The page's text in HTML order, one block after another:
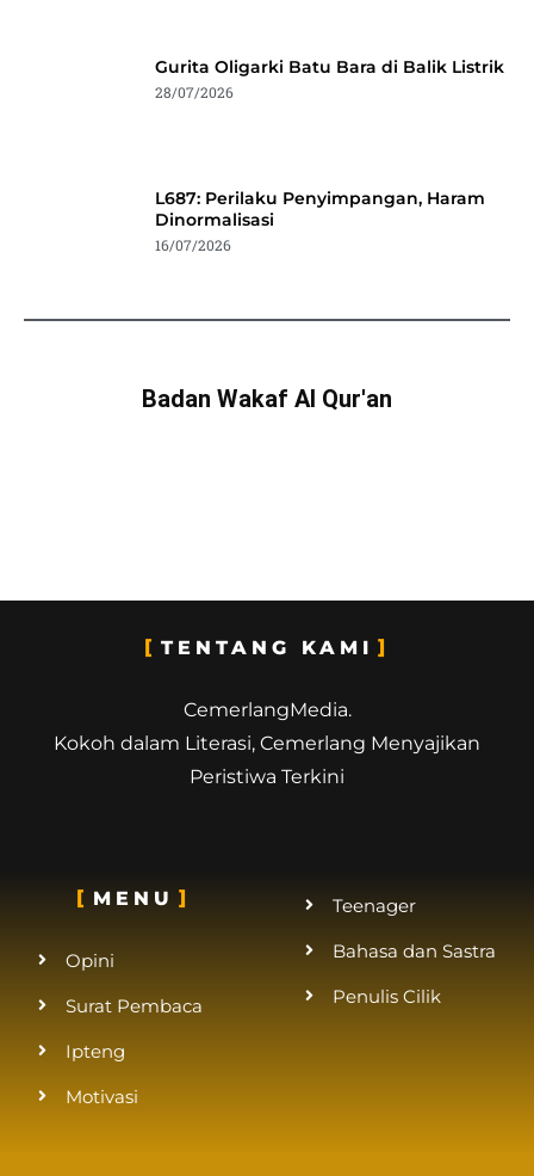
Gurita Oligarki Batu Bara di Balik Listrik
28/07/2026
L687: Perilaku Penyimpangan, Haram
Dinormalisasi
16/07/2026
Badan Wakaf Al Qur'an
TENTANG KAMI
CemerlangMedia.
Kokoh dalam Literasi, Cemerlang Menyajikan
Peristiwa Terkini
MENU
Opini
Surat Pembaca
Ipteng
Motivasi
Teenager
Bahasa dan Sastra
Penulis Cilik